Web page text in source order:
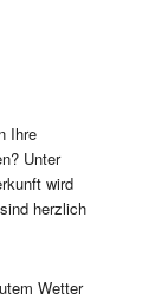
Ihre
Unter
wird
herzlich
Wetter